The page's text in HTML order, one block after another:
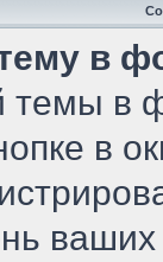
в
темы в
в
ваших